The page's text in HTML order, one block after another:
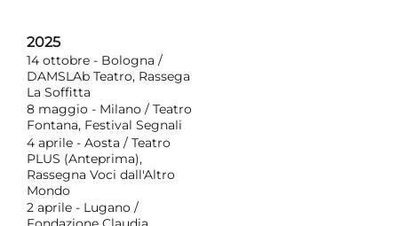
2025
14 ottobre - Bologna /
DAMSLAb Teatro, Rassega
La Soffitta
8 maggio - Milano / Teatro
Fontana, Festival Segnali
4 aprile - Aosta / Teatro
PLUS (Anteprima),
Rassegna Voci dall'Altro
Mondo
2 aprile - Lugano /